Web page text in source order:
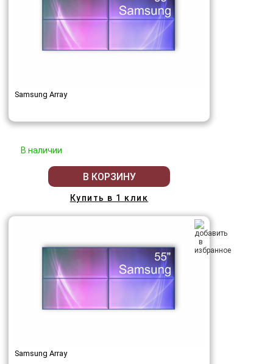
Samsung Array
В наличии
В КОРЗИНУ
Купить в 1 клик
Samsung Array